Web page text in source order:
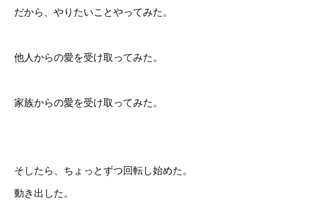
だから、やりたいことやってみた。
他人からの愛を受け取ってみた。
家族からの愛を受け取ってみた。
そしたら、ちょっとずつ回転し始めた。
動き出した。